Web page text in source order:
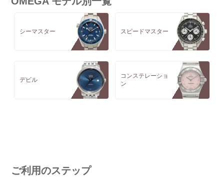
シーマスター スピードマスター
デビル
コンステレーショ
ン
ご利用のステップ